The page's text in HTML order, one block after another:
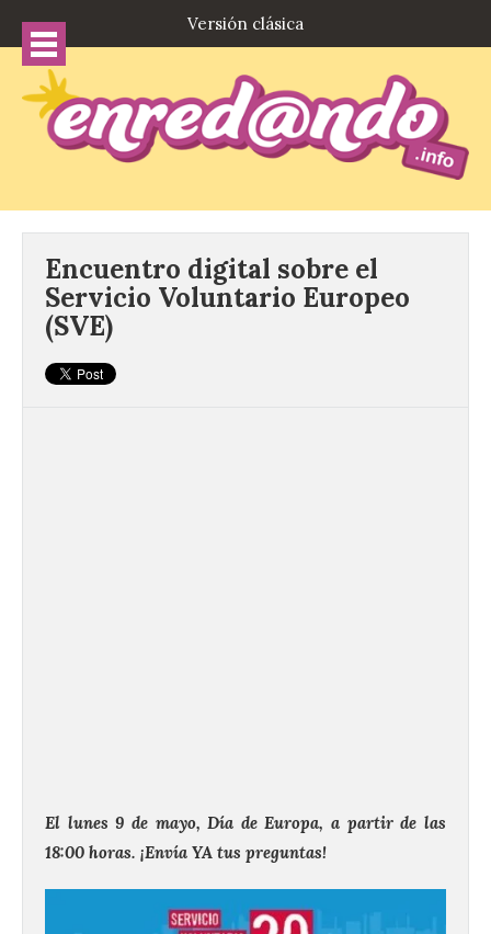
Versión clásica
Encuentro digital sobre el
Servicio Voluntario Europeo
(SVE)
El lunes 9 de mayo, Día de Europa, a partir de las
18:00 horas. ¡Envía YA tus preguntas!